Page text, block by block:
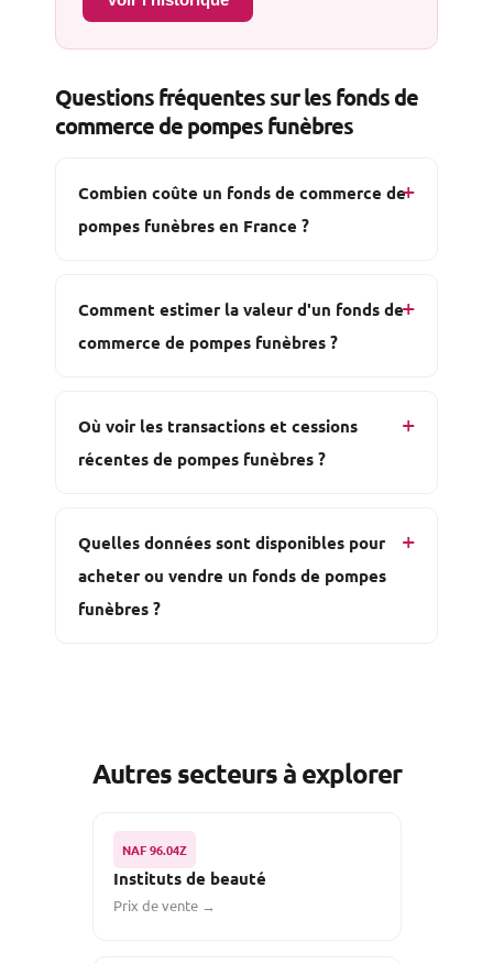
Questions fréquentes sur les fonds de
commerce de pompes funèbres
Combien coûte un fonds de commerce de
pompes funèbres en France ?
Comment estimer la valeur d'un fonds de
commerce de pompes funèbres ?
Où voir les transactions et cessions
récentes de pompes funèbres ?
Quelles données sont disponibles pour
acheter ou vendre un fonds de pompes
funèbres ?
Autres secteurs à explorer
NAF 96.04Z
Instituts de beauté
Prix de vente →